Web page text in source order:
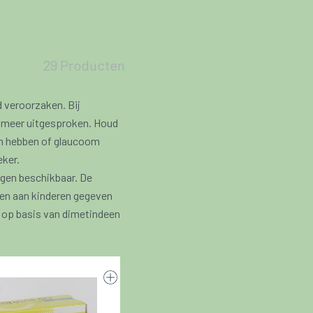
29 Producten
veroorzaken. Bij
uitgesproken. Houd
hebben of glaucoom
beschikbaar. De
aan kinderen gegeven
basis van dimetindeen